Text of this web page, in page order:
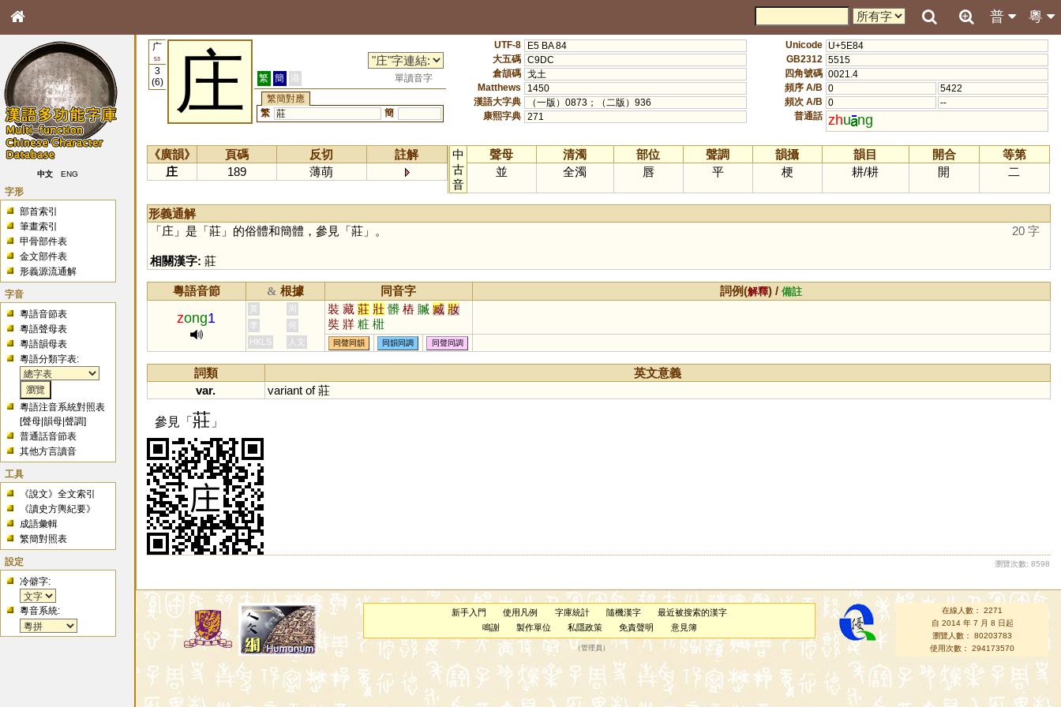
粵
普
中文 ENG
字形
部首索引
筆畫索引
甲骨部件表
金文部件表
形義源流通解
字音
粵語音節表
粵語聲母表
粵語韻母表
粵語分類字表:
粵語注音系統對照表
[聲母 |韻母 |聲調]
普通話音節表
其他方言讀音
工具
《說文》全文索引
《讀史方輿紀要》
成語彙輯
繁簡對照表
設定
冷僻字:
粵音系統:
广
53
3
(6)
庄 繁 簡 港
單讀音字
繁簡對應
繁 莊 簡
UTF-8
E5 BA 84
大五碼 C9DC
倉頡碼 戈土
Matthews
1450
漢語大字典
（一版）0873；（二版）936
康熙字典 271
Unicode U+5E84
GB2312 5515
四角號碼 0021.4
頻序 A/B 0
5422
頻次 A/B 0
--
普通話 zhu ng
《廣韻》 頁碼 反切
註解
庄
189 薄萌
中
古
音
聲母 清濁 部位 聲調 韻攝 韻目 開合
等第
並
全濁 唇 平 梗 耕/耕 開 二
形義通解
「 庄」是「 莊」的俗體和簡體，參見「 莊」。 20 字
相關漢字: 莊
粵語音節 & 根據 同音字 詞例(解釋) /備註
zong1
黃 周 裝 藏 莊 壯 髒 樁 贓 臧 妝
奘 牂 粧 梉
李
何
HKLS
人文 同聲同韻 同韻同調 同聲同調
詞類
英文意義
var.
variant of莊
參見「 莊 」
瀏覽次數: 8598
新手入門 使用凡例 字庫統計 隨機漢字
最近被搜索的漢字
鳴謝
製作單位 私隱政策 免責聲明 意見簿
（管理員 ）
在線人數： 2271
自 2014 年 7 月 8 日起
瀏覽人數： 80203783
使用次數： 294173570